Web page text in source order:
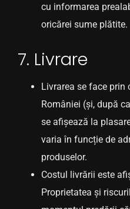
cu informarea
oricărei sume plătite.
7. Livrare
Livrarea se face prin
României (și, după
se afișează la
varia în funcție de
produselor.
Costul livrării este
Proprietatea și